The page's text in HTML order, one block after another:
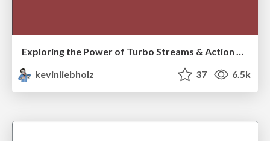
Exploring the Power of Turbo Streams & Action Cable | RailsConf2023
kevinliebholz
37 6.5k